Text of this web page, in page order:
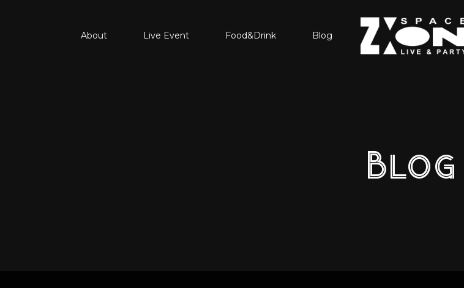
About Live Event Food&Drink Blog
Blog